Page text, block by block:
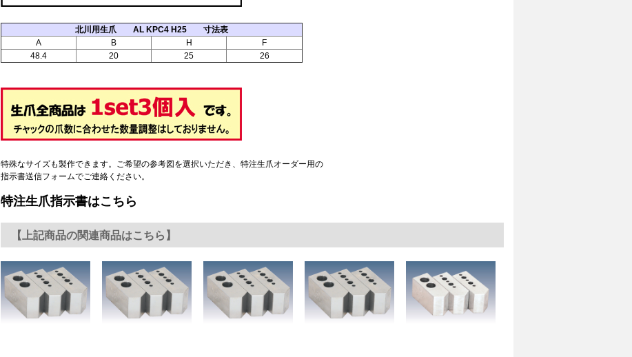
北川用生爪 AL KPC4 H25 寸法表
A
B H
F
48.4
20 25 26
特殊なサイズも製作できます。ご希望の参考図を選択いただき、特注生爪オーダー用の
指示書送信フォームでご連絡ください。
特注生爪指示書はこちら
【上記商品の関連商品はこちら】